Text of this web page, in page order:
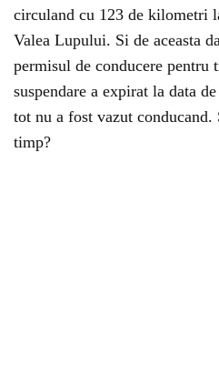
circuland cu 123 de kilometri
Valea Lupului. Si de aceasta
permisul de conducere pentru
suspendare a expirat la data
tot nu a fost vazut
timp?